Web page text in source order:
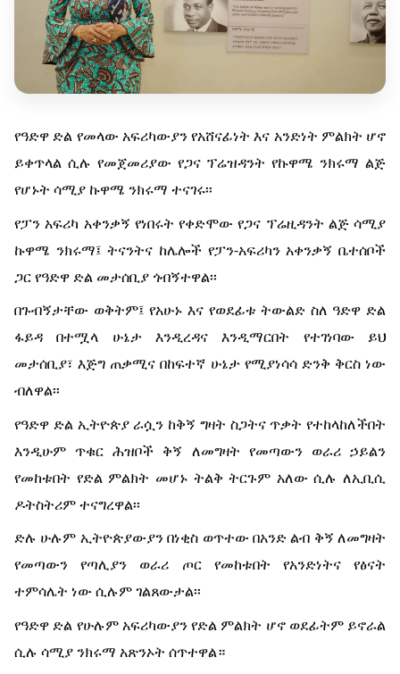
የዓድዋ ድል የመላው አፍሪካውያን የአሸናፊነት እና አንድነት ምልክት ሆኖ
ይቀጥላል ሲሉ የመጀመሪያው የጋና ፕሬዝዳንት የኩዋሜ ንክሩማ ልጅ
የሆኑት ሳሚያ ኩዋሜ ንክሩማ ተናገሩ፡፡
የፓን አፍሪካ አቀንቃኝ የነበሩት የቀድሞው የጋና ፕሬዚዳንት ልጅ ሳሚያ
ኩዋሜ ንክሩማ፤ ትናንትና ከሌሎች የፓን-አፍሪካን አቀንቃኝ ቤተሰቦች
ጋር የዓድዋ ድል መታሰቢያ ጎብኝተዋል፡፡
በጉብኝታቸው ወቅትም፤ የአሁኑ እና የወደፊቱ ትውልድ ስለ ዓድዋ ድል
ፋይዳ በተሟላ ሁኔታ እንዲረዳና እንዲማርበት የተገነባው ይህ
መታሰቢያ፣ እጅግ ጠቃሚና በከፍተኛ ሁኔታ የሚያነሳሳ ድንቅ ቅርስ ነው
ብለዋል፡፡
የዓድዋ ድል ኢትዮጵያ ራሷን ከቅኝ ግዛት ስጋትና ጥቃት የተከላከለችበት
እንዲሁም ጥቁር ሕዝቦች ቅኝ ለመግዛት የመጣውን ወራሪ ኃይልን
የመከቱበት የድል ምልክት መሆኑ ትልቅ ትርጉም አለው ሲሉ ለኢቢሲ
ዶትስትሪም ተናግረዋል፡፡
ድሉ ሁሉም ኢትዮጵያውያን በነቂስ ወጥተው በአንድ ልብ ቅኝ ለመግዛት
የመጣውን የጣሊያን ወራሪ ጦር የመከቱበት የአንድነትና የፅናት
ተምሳሌት ነው ሲሉም ገልጸውታል፡፡
የዓድዋ ድል የሁሉም አፍሪካውያን የድል ምልክት ሆኖ ወደፊትም ይኖራል
ሲሉ ሳሚያ ንክሩማ አጽንኦት ሰጥተዋል።